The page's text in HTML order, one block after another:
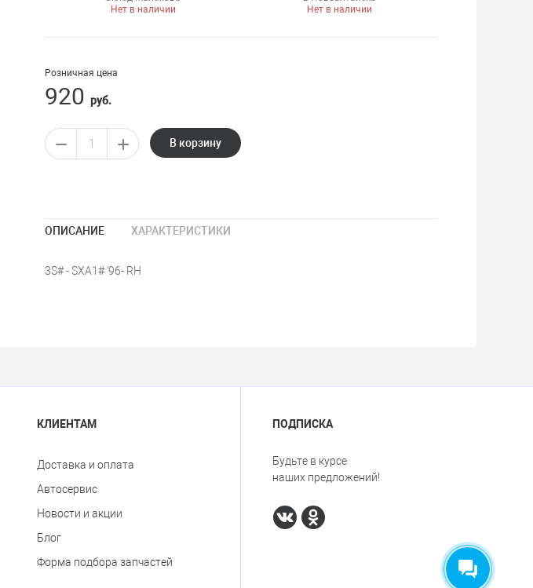
Нет в наличии
Нет в наличии
Розничная цена
920 руб.
В корзину
ОПИСАНИЕ ХАРАКТЕРИСТИКИ
3S# - SXA1# '96- RH
КЛИЕНТАМ
Доставка и оплата
Автосервис
Новости и акции
Блог
Форма подбора запчастей
ПОДПИСКА
Будьте в курсе
наших предложений!